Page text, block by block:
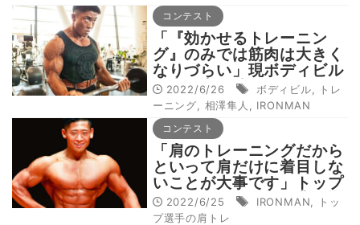
コンテスト
「『効かせるトレーニン
グ』のみでは筋肉は大きく
なりづらい」現ボディビル
日本王者が勝てる身体を作
れた理由
2022/6/26 ボディビル
トレ
ーニング
相澤隼人 IRONMAN
コンテスト
「肩のトレーニングだから
といって肩だけに着目しな
いことが大事です」トップ
メンズフィジーク岡典明選
手の肩トレ法
2022/6/25 IRONMAN
トッ
プ選手の肩トレ